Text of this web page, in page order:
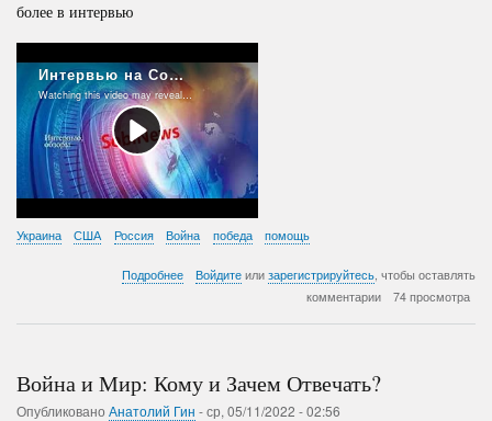
Александр
Никонов)
более в интервью
Украина США Россия Война победа помощь
Подробнее
СобиНьюс
Войдите или зарегистрируйтесь , чтобы оставлять
комментарии
74 просмотра
Война и Мир: Кому и Зачем Отвечать?
Опубликовано Анатолий Гин -ср, 05/11/2022 - 02:56